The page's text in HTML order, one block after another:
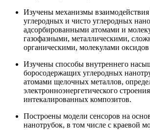
Изучены механизмы
углеродных и чисто углеродных
адсорбированными атомами и
газофазными, металлическими,
органическими, молекулами
Изучены способы внутреннего
боросодержащих углеродных
атомами щелочных металлов,
электронно­энергетического
интекалированных композитов.
Построены модели сенсоров на
нанотрубок, в том числе с краевой